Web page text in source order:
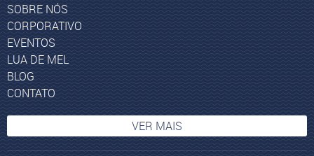
SOBRE NÓS
CORPORATIVO
EVENTOS
LUA DE MEL
BLOG
CONTATO
VER MAIS